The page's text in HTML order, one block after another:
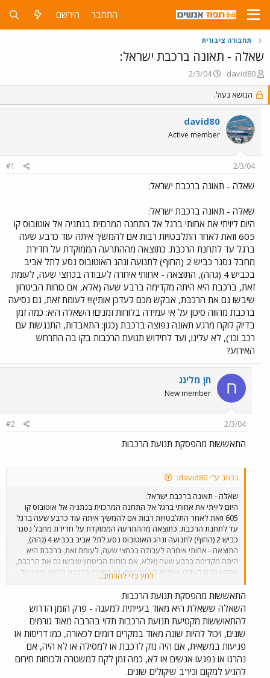
התחבר הירשם
תחבורה ציבורית
שאלה - תאונה ברכבת ישראל:
פ
ו
ת
ח
נ
david80
פ
ו
ס
ם
ב
ת
ך
2/3/04
הנושא נעול.
david80
Active member
2/3/04
#1
שאלה - תאונה ברכבת ישראל:
שאלה - תאונה ברכבת ישראל:
היום ליויתי את אחותי ברגל אל התחנה המרכזית בנתניה אל אוטובוס קו
605 וזאת לאחר התלבטויות רבות אם להמשיך איתה עוד כרבע שעה
ברגל עד לתחנת הרכבת. כתוצאה מההתרעה הממוקדת על חדירת
מחבל נסגר כביש 2 (החוף) לתנועה ונהג האוטובוס נסע לתל אביב
בכביש 4 (גהה), התוצאה - אחותי איחרה לעבודה בכחצי שעה, לעומת
זאת, ברכבת היא היתה מקדימה ברבע שעה (אלא, אם כוחות הביטחון
שיבשו גם את הרכבת, אבקש מכם לעדכן אותי)!!! לעומת זאת, גם נסיעה
ברכבת מהווה סיכון על אי עמידה בלוחות זמנים! השאלה היא: כמה זמן
בדיוק לוקח מרגע תאונה נפוצה ברכבת (כגון: התאבדות, התנגשות עם
רכב וכו'), לא עלינו, ועד לחידוש תנועת הרכבות בקו בה התרחש
האירוע?
ח חן מלינג
New member
2/3/04
#2
התאששות מהפסקת תנועת הרכבות
נכתב ע"י david80:
שאלה - תאונה ברכבת ישראל:
היום ליויתי את אחותי ברגל אל התחנה המרכזית בנתניה אל אוטובוס קו
605 וזאת לאחר התלבטויות רבות אם להמשיך איתה עוד כרבע שעה ברגל
עד לתחנת הרכבת. כתוצאה מההתרעה הממוקדת על חדירת מחבל נסגר
כביש 2 (החוף) לתנועה ונהג האוטובוס נסע לתל אביב בכביש 4 (גהה),
התוצאה - אחותי איחרה לעבודה בכחצי שעה, לעומת זאת, ברכבת היא
היתה מקדימה ברבע שעה (אלא, אם כוחות הביטחון שיבשו גם את הרכבת,
אבקש מכם לעדכן אותי)!!! לעומת זאת, גם נסיעה ברכבת מהווה סיכון על
אי עמידה בלוחות זמנים! השאלה היא: כמה זמן בדיוק לוקח מרגע תאונה
נפוצה ברכבת (כגון: התאבדות, התנגשות עם רכב וכו'), לא עלינו, ועד
לחידוש תנועת הרכבות בקו בה התרחש האירוע?
לחץ כדי להרחיב...
התאששות מהפסקת תנועת הרכבות
השאלה ששאלת היא מאוד בעייתית למענה - פרק הזמן הדרוש
להתאוששות מקטיעת תנועת הרכבות תלוי בהרבה מאוד גורמים
שונים, ויכול להיות שונה מאוד במקרים דומים לכאורה, כמו דריסות או
פגיעות במשאית, אם היה נזק לרכבת או למסילה או לא היה, אם
נהרגו או נפגעו אנשים או לא, כמה זמן לקח למשטרה ולכוחות חירום
להגיע למקום וכיו"ב שיקולים שונים.